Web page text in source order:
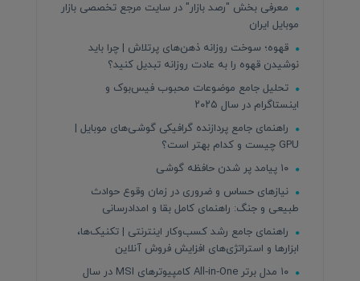
معرفی بخش "رصد بازار" در سایت مرجع تخصصی بازار
موبایل ایران
قهوه؛ سوخت روزانه ذهن‌های پرتلاش | چرا باید
نوشیدن قهوه را به عادت روزانه تبدیل کنید؟
تحلیل جامع موضوعات محبوب فیس‌بوک و
اینستاگرام در سال ۲۰۲۵
راهنمای جامع پردازنده‌ گرافیکی گوشی‌های موبایل |
GPU چیست و کدام بهتر است؟
نیازهای حساس و ضروری در زمان وقوع حوادث
طبیعی و جنگ: راهنمای کامل بقا و امدادرسانی
راهنمای جامع رشد کسب‌وکار اینترنتی | تکنیک‌ها،
ابزارها و استراتژی‌های افزایش فروش آنلاین
۱۰ مدل برتر All‑in‑One کامپیوترهای MSI در سال